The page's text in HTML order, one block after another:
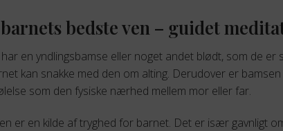
bedste ven – guidet
en yndlingsbamse eller noget andet blødt, som de
kan snakke med den om alting. Derudover er
som den fysiske nærhed mellem mor eller far.
er en kilde af tryghed for barnet. Det er især gavnligt